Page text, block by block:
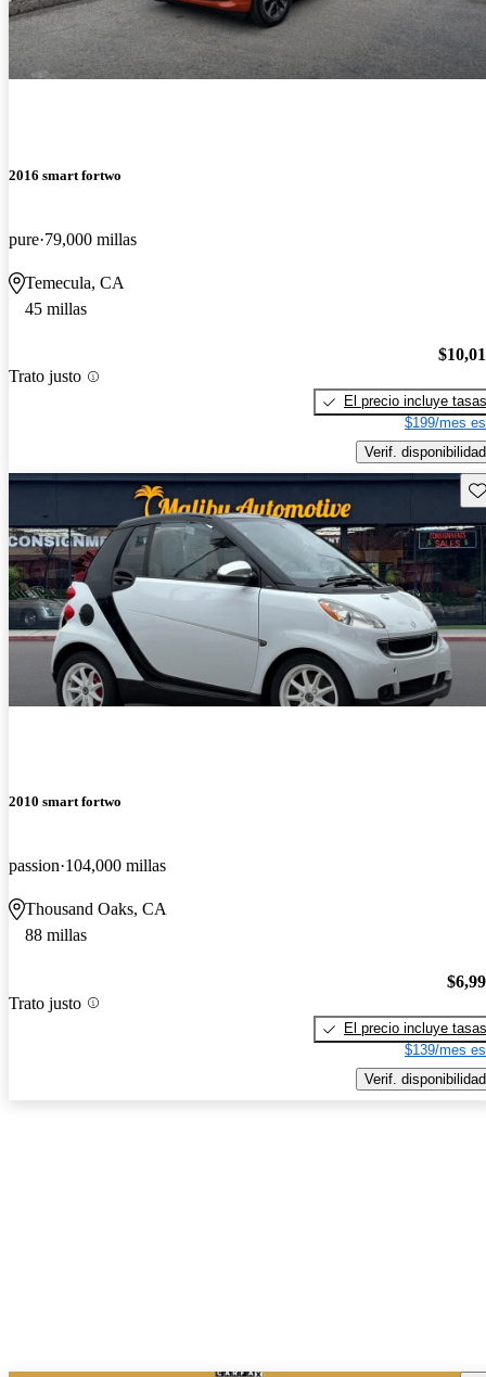
2016 smart fortwo
pure 79,000 millas
Temecula, CA
45 millas
Trato justo
El precio incluye tasas
$199/mes
Verif. disponibilidad
2010 smart fortwo
passion 104,000 millas
Thousand Oaks, CA
88 millas
Trato justo
El precio incluye tasas
$139/mes
Verif. disponibilidad